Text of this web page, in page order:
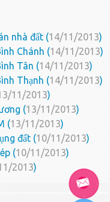
nhà đất (14/11/2013)
Chánh (14/11/2013)
Tân (14/11/2013)
Thạnh (14/11/2013)
11/2013)
(13/11/2013)
(13/11/2013)
đất (10/11/2013)
(10/11/2013)
2013)